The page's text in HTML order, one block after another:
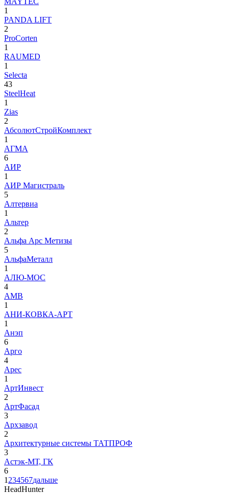
1
PANDA LIFT
2
ProCorten
1
RAUMED
1
Selecta
43
SteelHeat
1
Zias
2
АбсолютСтройКомплект
1
АГМА
6
АИР
1
АИР Магистраль
5
Алтервиа
1
Альтер
2
Альфа Арс Метизы
5
АльфаМеталл
1
АЛЮ-МОС
4
АМВ
1
АНИ-КОВКА-АРТ
1
Анэп
6
Арго
4
Арес
1
АртИнвест
2
АртФасад
3
Архзавод
2
Архитектурные системы ТАТПРОФ
3
Астэк-МТ, ГК
6
1 234567дальше
HeadHunter